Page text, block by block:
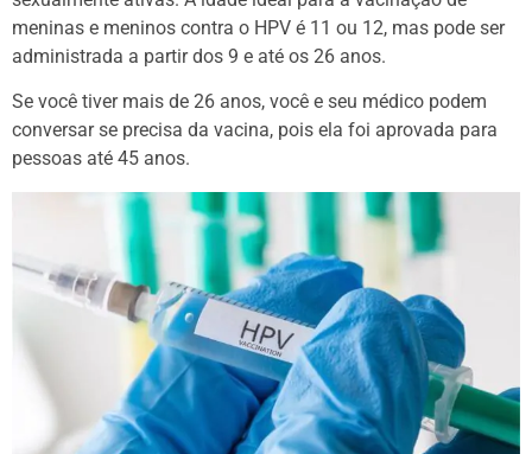
meninas e meninos contra o HPV é 11 ou 12, mas pode ser
administrada a partir dos 9 e até os 26 anos.
Se você tiver mais de 26 anos, você e seu médico podem
conversar se precisa da vacina, pois ela foi aprovada para
pessoas até 45 anos.